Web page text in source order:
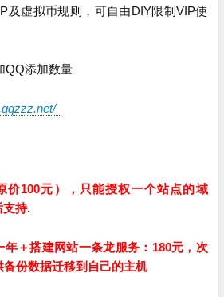
及虚拟币规则，可自由DIY限制VIP使
QQ添加数量
价100元），只能授权一个站点的域
支持.
＋搭建网站一条龙服务： 180元，次
份数据迁移到自己的主机